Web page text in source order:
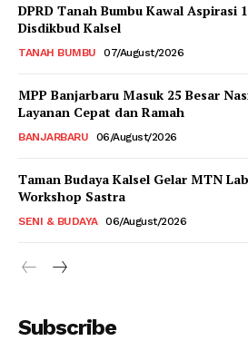
DPRD Tanah Bumbu Kawal Aspirasi
Disdikbud Kalsel
TANAH BUMBU 07/August/2026
MPP Banjarbaru Masuk 25 Besar
Layanan Cepat dan Ramah
BANJARBARU 06/August/2026
Taman Budaya Kalsel Gelar MTN
Workshop Sastra
SENI & BUDAYA 06/August/2026
Subscribe